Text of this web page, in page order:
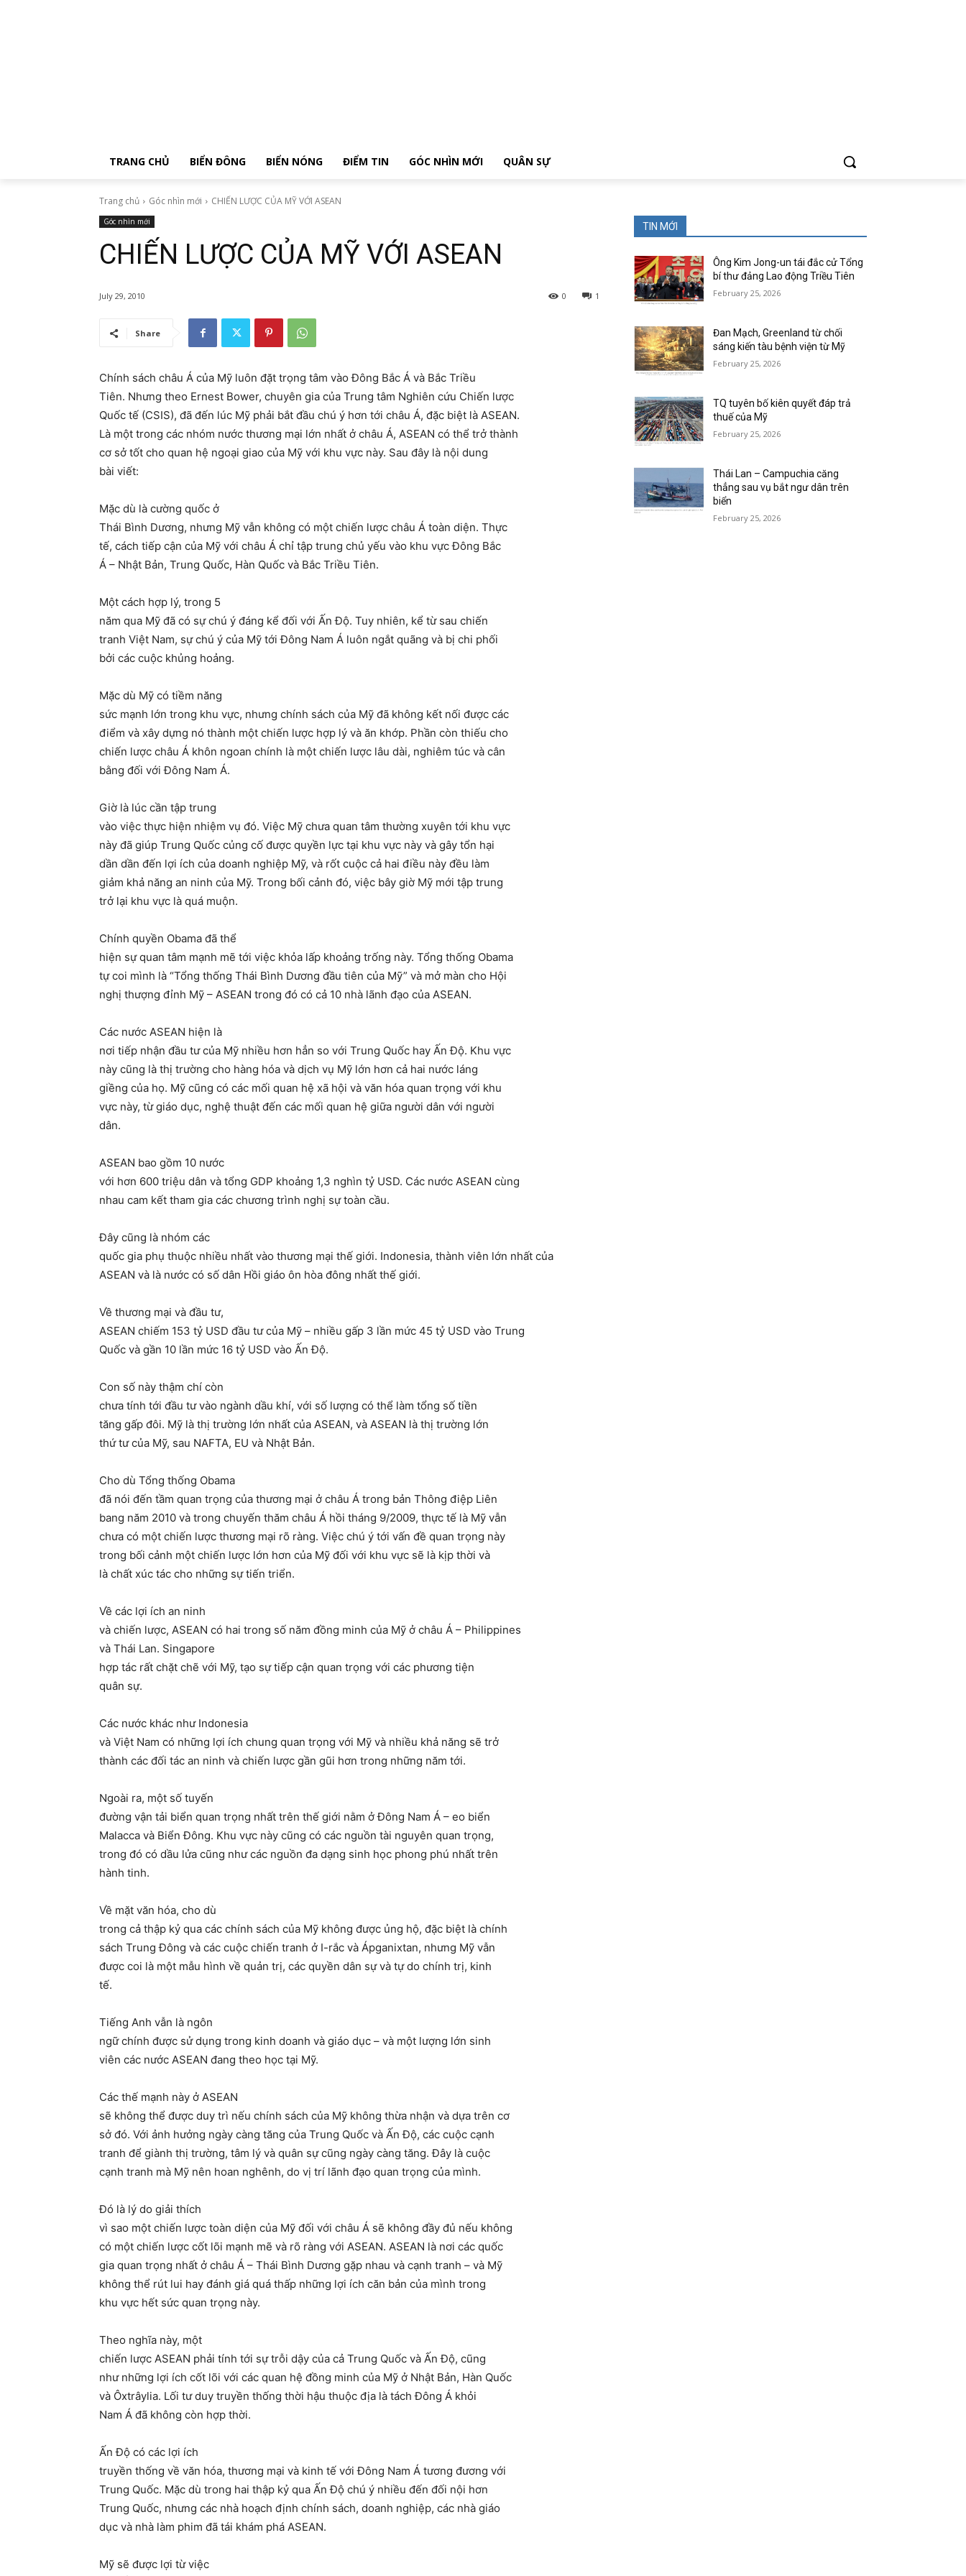
TRANG CHỦ BIỂN ĐÔNG BIỂN NÓNG ĐIỂM TIN GÓC NHÌN MỚI QUÂN SỰ
Trang chủ Góc nhìn mới CHIẾN LƯỢC CỦA MỸ VỚI ASEAN
Góc nhìn mới
CHIẾN LƯỢC CỦA MỸ VỚI ASEAN
July 29, 2010 1
0
Share
Chính sách châu Á của Mỹ luôn đặt trọng tâm vào Đông Bắc Á và Bắc Triều
Tiên. Nhưng theo Ernest Bower, chuyên gia của Trung tâm Nghiên cứu Chiến lược
Quốc tế (CSIS), đã đến lúc Mỹ phải bắt đầu chú ý hơn tới châu Á, đặc biệt là ASEAN.
Là một trong các nhóm nước thương mại lớn nhất ở châu Á, ASEAN có thể trở thành
cơ sở tốt cho quan hệ ngoại giao của Mỹ với khu vực này. Sau đây là nội dung
bài viết:
Mặc dù là cường quốc ở
Thái Bình Dương, nhưng Mỹ vẫn không có một chiến lược châu Á toàn diện. Thực
tế, cách tiếp cận của Mỹ với châu Á chỉ tập trung chủ yếu vào khu vực Đông Bắc
Á – Nhật Bản, Trung Quốc, Hàn Quốc và Bắc Triều Tiên.
Một cách hợp lý, trong 5
năm qua Mỹ đã có sự chú ý đáng kể đối với Ấn Độ. Tuy nhiên, kể từ sau chiến
tranh Việt Nam, sự chú ý của Mỹ tới Đông Nam Á luôn ngắt quãng và bị chi phối
bởi các cuộc khủng hoảng.
Mặc dù Mỹ có tiềm năng
sức mạnh lớn trong khu vực, nhưng chính sách của Mỹ đã không kết nối được các
điểm và xây dựng nó thành một chiến lược hợp lý và ăn khớp. Phần còn thiếu cho
chiến lược châu Á khôn ngoan chính là một chiến lược lâu dài, nghiêm túc và cân
bằng đối với Đông Nam Á.
Giờ là lúc cần tập trung
vào việc thực hiện nhiệm vụ đó. Việc Mỹ chưa quan tâm thường xuyên tới khu vực
này đã giúp Trung Quốc củng cố được quyền lực tại khu vực này và gây tổn hại
dần dần đến lợi ích của doanh nghiệp Mỹ, và rốt cuộc cả hai điều này đều làm
giảm khả năng an ninh của Mỹ. Trong bối cảnh đó, việc bây giờ Mỹ mới tập trung
trở lại khu vực là quá muộn.
Chính quyền Obama đã thể
hiện sự quan tâm mạnh mẽ tới việc khỏa lấp khoảng trống này. Tổng thống Obama
tự coi mình là “Tổng thống Thái Bình Dương đầu tiên của Mỹ” và mở màn cho Hội
nghị thượng đỉnh Mỹ – ASEAN trong đó có cả 10 nhà lãnh đạo của ASEAN.
Các nước ASEAN hiện là
nơi tiếp nhận đầu tư của Mỹ nhiều hơn hẳn so với Trung Quốc hay Ấn Độ. Khu vực
này cũng là thị trường cho hàng hóa và dịch vụ Mỹ lớn hơn cả hai nước láng
giềng của họ. Mỹ cũng có các mối quan hệ xã hội và văn hóa quan trọng với khu
vực này, từ giáo dục, nghệ thuật đến các mối quan hệ giữa người dân với người
dân.
ASEAN bao gồm 10 nước
với hơn 600 triệu dân và tổng GDP khoảng 1,3 nghìn tỷ USD. Các nước ASEAN cùng
nhau cam kết tham gia các chương trình nghị sự toàn cầu.
Đây cũng là nhóm các
quốc gia phụ thuộc nhiều nhất vào thương mại thế giới. Indonesia, thành viên lớn nhất của
ASEAN và là nước có số dân Hồi giáo ôn hòa đông nhất thế giới.
Về thương mại và đầu tư,
ASEAN chiếm 153 tỷ USD đầu tư của Mỹ – nhiều gấp 3 lần mức 45 tỷ USD vào Trung
Quốc và gần 10 lần mức 16 tỷ USD vào Ấn Độ.
Con số này thậm chí còn
chưa tính tới đầu tư vào ngành dầu khí, với số lượng có thể làm tổng số tiền
tăng gấp đôi. Mỹ là thị trường lớn nhất của ASEAN, và ASEAN là thị trường lớn
thứ tư của Mỹ, sau NAFTA, EU và Nhật Bản.
Cho dù Tổng thống Obama
đã nói đến tầm quan trọng của thương mại ở châu Á trong bản Thông điệp Liên
bang năm 2010 và trong chuyến thăm châu Á hồi tháng 9/2009, thực tế là Mỹ vẫn
chưa có một chiến lược thương mại rõ ràng. Việc chú ý tới vấn đề quan trọng này
trong bối cảnh một chiến lược lớn hơn của Mỹ đối với khu vực sẽ là kịp thời và
là chất xúc tác cho những sự tiến triển.
Về các lợi ích an ninh
và chiến lược, ASEAN có hai trong số năm đồng minh của Mỹ ở châu Á – Philippines
và Thái Lan. Singapore
hợp tác rất chặt chẽ với Mỹ, tạo sự tiếp cận quan trọng với các phương tiện
quân sự.
Các nước khác như Indonesia
và Việt Nam có những lợi ích chung quan trọng với Mỹ và nhiều khả năng sẽ trở
thành các đối tác an ninh và chiến lược gần gũi hơn trong những năm tới.
Ngoài ra, một số tuyến
đường vận tải biển quan trọng nhất trên thế giới nằm ở Đông Nam Á – eo biển
Malacca và Biển Đông. Khu vực này cũng có các nguồn tài nguyên quan trọng,
trong đó có dầu lửa cũng như các nguồn đa dạng sinh học phong phú nhất trên
hành tinh.
Về mặt văn hóa, cho dù
trong cả thập kỷ qua các chính sách của Mỹ không được ủng hộ, đặc biệt là chính
sách Trung Đông và các cuộc chiến tranh ở I-rắc và Ápganixtan, nhưng Mỹ vẫn
được coi là một mẫu hình về quản trị, các quyền dân sự và tự do chính trị, kinh
tế.
Tiếng Anh vẫn là ngôn
ngữ chính được sử dụng trong kinh doanh và giáo dục – và một lượng lớn sinh
viên các nước ASEAN đang theo học tại Mỹ.
Các thế mạnh này ở ASEAN
sẽ không thể được duy trì nếu chính sách của Mỹ không thừa nhận và dựa trên cơ
sở đó. Với ảnh hưởng ngày càng tăng của Trung Quốc và Ấn Độ, các cuộc cạnh
tranh để giành thị trường, tâm lý và quân sự cũng ngày càng tăng. Đây là cuộc
cạnh tranh mà Mỹ nên hoan nghênh, do vị trí lãnh đạo quan trọng của mình.
Đó là lý do giải thích
vì sao một chiến lược toàn diện của Mỹ đối với châu Á sẽ không đầy đủ nếu không
có một chiến lược cốt lõi mạnh mẽ và rõ ràng với ASEAN. ASEAN là nơi các quốc
gia quan trọng nhất ở châu Á – Thái Bình Dương gặp nhau và cạnh tranh – và Mỹ
không thể rút lui hay đánh giá quá thấp những lợi ích căn bản của mình trong
khu vực hết sức quan trọng này.
Theo nghĩa này, một
chiến lược ASEAN phải tính tới sự trỗi dậy của cả Trung Quốc và Ấn Độ, cũng
như những lợi ích cốt lõi với các quan hệ đồng minh của Mỹ ở Nhật Bản, Hàn Quốc
và Ôxtrâylia. Lối tư duy truyền thống thời hậu thuộc địa là tách Đông Á khỏi
Nam Á đã không còn hợp thời.
Ấn Độ có các lợi ích
truyền thống về văn hóa, thương mại và kinh tế với Đông Nam Á tương đương với
Trung Quốc. Mặc dù trong hai thập kỷ qua Ấn Độ chú ý nhiều đến đối nội hơn
Trung Quốc, nhưng các nhà hoạch định chính sách, doanh nghiệp, các nhà giáo
dục và nhà làm phim đã tái khám phá ASEAN.
Mỹ sẽ được lợi từ việc
TIN MỚI
Ông Kim Jong-un tái đắc cử Tổng
bí thư đảng Lao động Triều Tiên
February 25, 2026
Đan Mạch, Greenland từ chối
sáng kiến tàu bệnh viện từ Mỹ
February 25, 2026
TQ tuyên bố kiên quyết đáp trả
thuế của Mỹ
February 25, 2026
Thái Lan – Campuchia căng
thẳng sau vụ bắt ngư dân trên
biển
February 25, 2026